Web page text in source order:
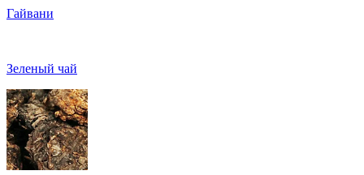
Гайвани
Зеленый чай